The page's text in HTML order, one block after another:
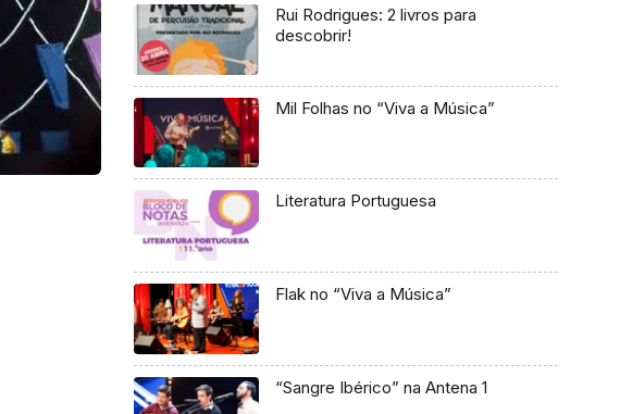
Rui Rodrigues: 2 livros para
descobrir!
Mil Folhas no “Viva a Música”
Literatura Portuguesa
Flak no “Viva a Música”
“Sangre Ibérico” na Antena 1